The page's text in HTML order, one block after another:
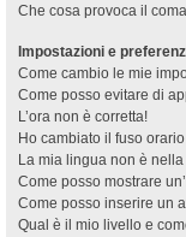
Che cosa provoca il
Impostazioni e
Come cambio le mie
Come posso evitare di
L’ora non è corretta!
Ho cambiato il fuso
La mia lingua non è
Come posso mostrare
Come posso inserire un
Qual è il mio livello e